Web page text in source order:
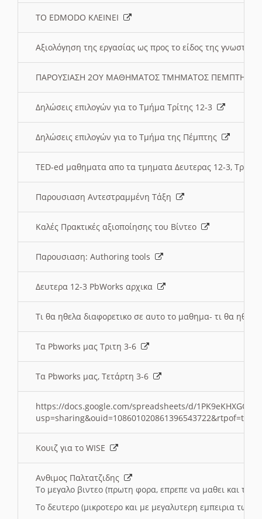
ΤΟ EDMODO ΚΛΕΙΝΕΙ
Αξιολόγηση της εργασίας ως προς το είδος της
ΠΑΡΟΥΣΙΑΣΗ 2ΟΥ ΜΑΘΗΜΑΤΟΣ ΤΜΗΜΑΤΟΣ
Δηλώσεις επιλογών για το Τμήμα Τρίτης 12-3
Δηλώσεις επιλογών για το Τμήμα της Πέμπτης
TED-ed μαθηματα απο τα τμηματα Δευτερας 12-3,
Παρουσιαση Αντεστραμμένη Τάξη
Καλές Πρακτικές αξιοποίησης του Βίντεο
Παρουσιαση: Authoring tools
Δευτερα 12-3 PbWorks αρχικα
Τι θα ηθελα διαφορετικο σε αυτο το μαθημα- τι θα
Τα Pbworks μας Τριτη 3-6
Τα Pbworks μας, Τετάρτη 3-6
https://docs.google.com/spreadsheets/d/
Κουιζ για το WISE
Ανθιμος Παλτατζιδης
Το μεγαλο βιντεο (πρωτη φορα, επρεπε να μαθει και το
Το δευτερο (μικροτερο και με μεγαλυτερη εμπειρια